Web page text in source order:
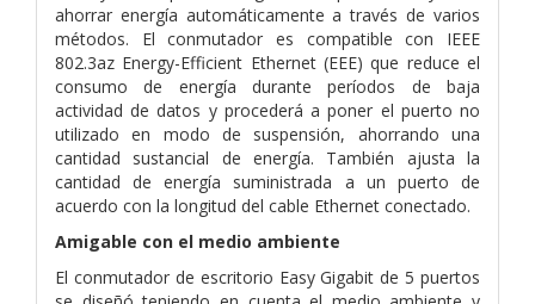
ahorrar energía automáticamente a través de varios
métodos. El conmutador es compatible con IEEE
802.3az Energy-Efficient Ethernet (EEE) que reduce el
consumo de energía durante períodos de baja
actividad de datos y procederá a poner el puerto no
utilizado en modo de suspensión, ahorrando una
cantidad sustancial de energía. También ajusta la
cantidad de energía suministrada a un puerto de
acuerdo con la longitud del cable Ethernet conectado.
Amigable con el medio ambiente
El conmutador de escritorio Easy Gigabit de 5 puertos